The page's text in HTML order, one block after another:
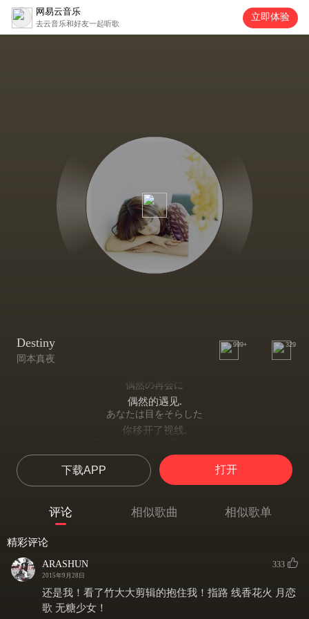
网易云音乐
去云音乐和好友一起听歌
立即体验
Destiny
岡本真夜
999+ 329
偶然の再会に
偶然的遇见.
あなたは目をそらした
你移开了视线.
明明应该打个招呼然后走开.
サヨナラしたあの日から
从离开的那天开始.
心脏就像是一点点裂开一般.
わかってたけど
下载APP 打开
评论 相似歌曲 相似歌单
精彩评论
ARASHUN
2015年9月28日
333
还是我！看了竹大大剪辑的抱住我！指路 线香花火 月恋
歌 无糖少女！